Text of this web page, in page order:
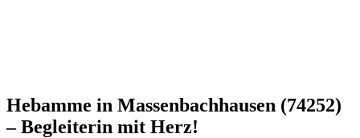
Hebamme in Massenbachhausen (74252)
– Begleiterin mit Herz!